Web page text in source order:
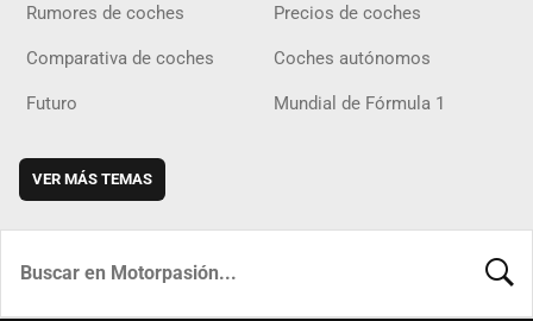
Rumores de coches Precios de coches
Comparativa de coches Coches autónomos
Futuro Mundial de Fórmula 1
VER MÁS TEMAS